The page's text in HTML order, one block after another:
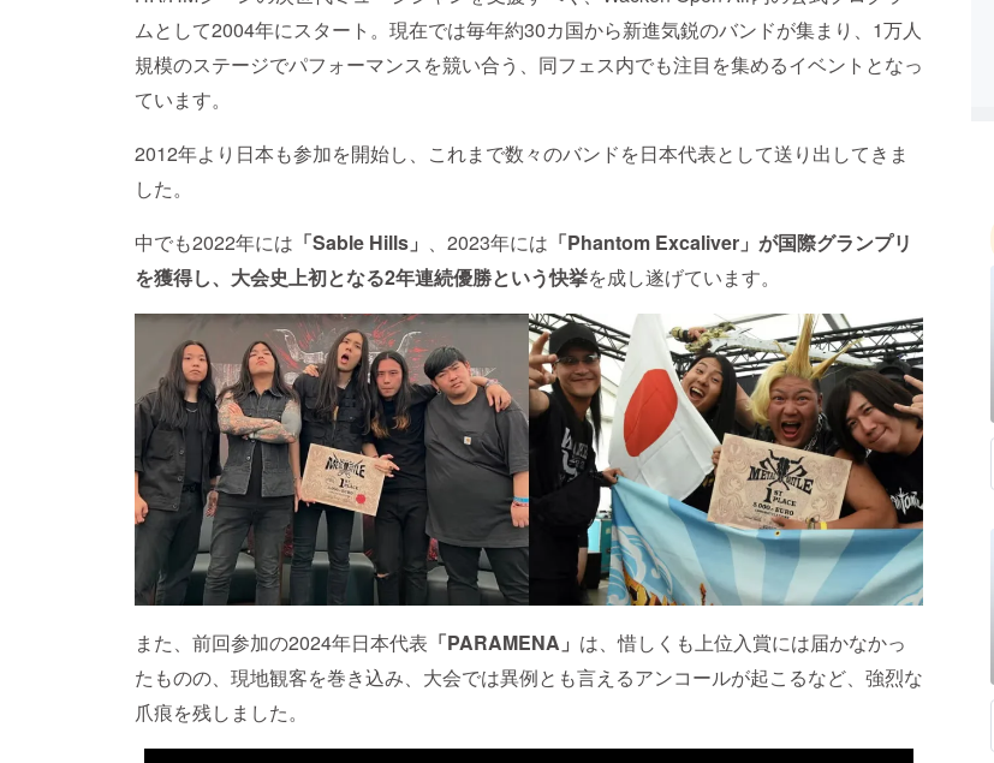
ムとして2004年にスタート。現在では毎年約30カ国から新進気鋭のバンドが集まり、1万人
規模のステージでパフォーマンスを競い合う、同フェス内でも注目を集めるイベントとなっ
ています。
2012年より日本も参加を開始し、これまで数々のバンドを日本代表として送り出してきま
した。
中でも2022年には 「Sable Hills」 、2023年には 「Phantom Excaliver」 が国際グランプリ
を獲得し、 大会史上初となる2年連続優勝という快挙を成し遂げています。
また、前回参加の2024年日本代表 「PARAMENA」 は、惜しくも上位入賞には届かなかっ
たものの、現地観客を巻き込み、大会では異例とも言えるアンコールが起こるなど、強烈な
爪痕を残しました。